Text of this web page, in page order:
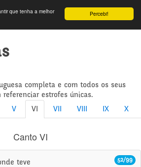
Percebi!
que tenha a melhor
completa e com todos os seus
referenciar estrofes únicas.
V VI VII VIII IX X
Canto VI
52/99
teve